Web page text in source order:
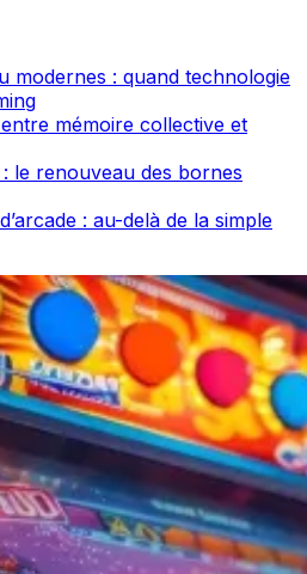
modernes : quand technologie
entre mémoire collective et
le renouveau des bornes
: au-delà de la simple